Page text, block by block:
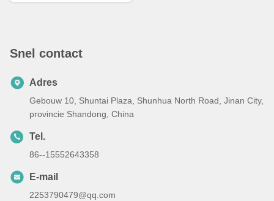
Snel contact
Adres
Gebouw 10, Shuntai Plaza, Shunhua North Road, Jinan City,
provincie Shandong, China
Tel.
86--15552643358
E-mail
2253790479@qq.com